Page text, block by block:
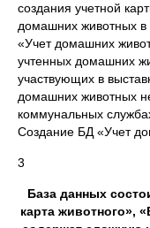
создания учетной
домашних животных в
«Учет домашних
учтенных домашних
участвующих в
домашних животных
коммунальных
Создание БД «Учет
3
База данных
карта животного»,